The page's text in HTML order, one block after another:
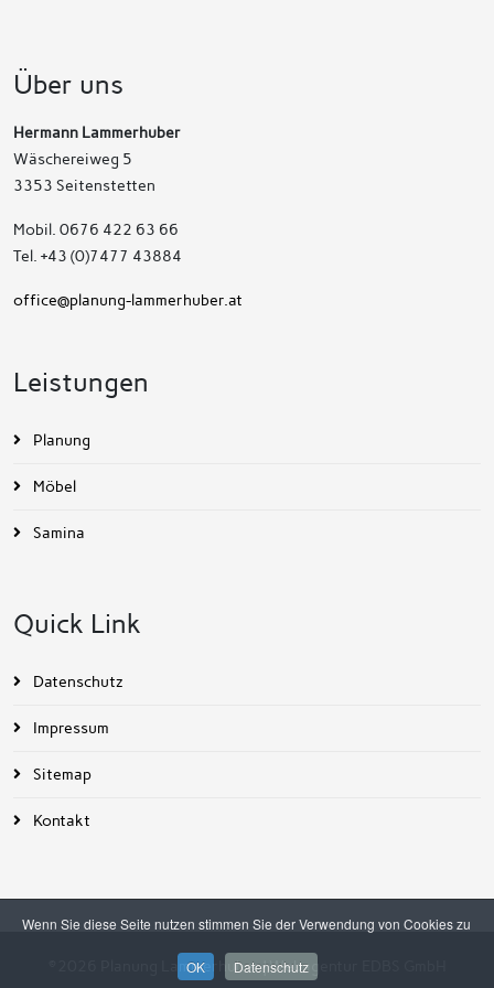
Über uns
Hermann Lammerhuber
Wäschereiweg 5
3353 Seitenstetten
Mobil. 0676 422 63 66
Tel. +43 (0)7477 43884
office@planung-lammerhuber.at
Leistungen
Planung
Möbel
Samina
Quick Link
Datenschutz
Impressum
Sitemap
Kontakt
©2026 Planung Lammerhuber | Webagentur
Wenn Sie diese Seite nutzen stimmen Sie der Verwendung von Cookies zu
OK Datenschutz